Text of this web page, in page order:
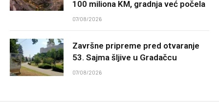
100 miliona KM, gradnja već počela
07/08/2026
Završne pripreme pred otvaranje
53. Sajma šljive u Gradačcu
07/08/2026